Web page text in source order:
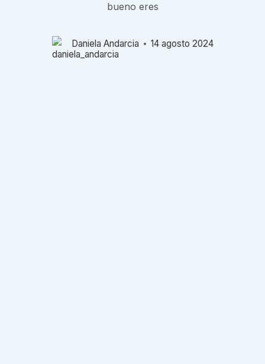
bueno eres
Daniela Andarcia 14 agosto 2024